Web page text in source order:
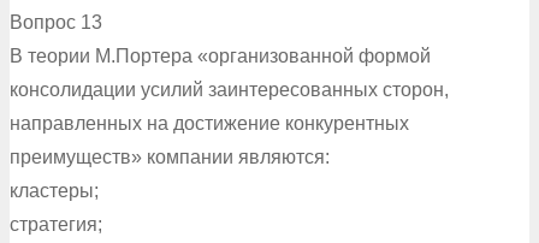
Вопрос 13
В теории М.Портера «организованной формой
консолидации усилий заинтересованных сторон,
направленных на достижение конкурентных
преимуществ» компании являются:
кластеры;
стратегия;